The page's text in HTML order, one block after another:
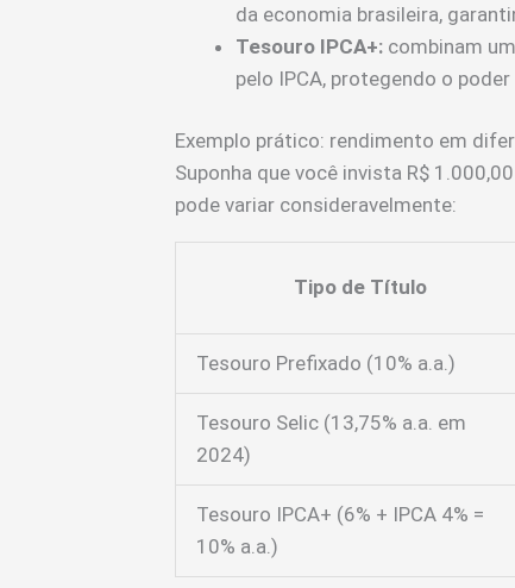
da economia brasileira,
Tesouro IPCA+: combinam
pelo IPCA, protegendo o
Exemplo prático: rendimento em
Suponha que você invista R$
pode variar consideravelmente:
Tipo de Título
Tesouro Prefixado (10% a.a.)
Tesouro Selic (13,75% a.a. em
2024)
Tesouro IPCA+ (6% + IPCA 4% =
10% a.a.)